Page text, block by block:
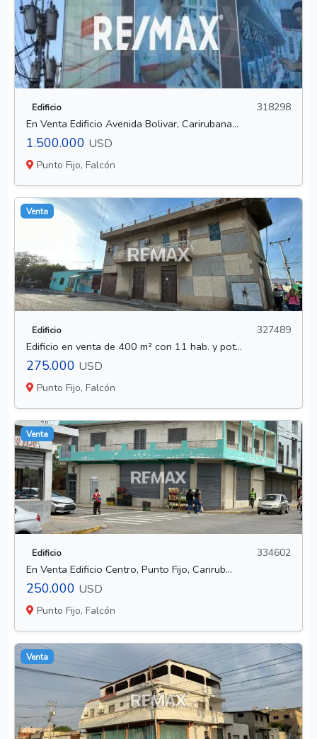
Edificio 318298
En Venta Edificio Avenida Bolivar, Carirubana...
1.500.000 USD
Punto Fijo, Falcón
Venta
Edificio 327489
Edificio en venta de 400 m² con 11 hab. y pot...
275.000 USD
Punto Fijo, Falcón
Venta
Edificio 334602
En Venta Edificio Centro, Punto Fijo, Carirub...
250.000 USD
Punto Fijo, Falcón
Venta